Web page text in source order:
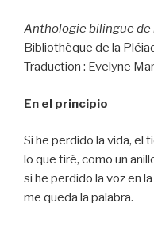
Anthologie bilingue de
Bibliothèque de la
Traduction : Evelyne
En el principio
Si he perdido la vida, el
lo que tiré, como un
si he perdido la voz en
me queda la palabra.